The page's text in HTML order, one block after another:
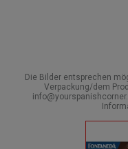
Die Bilder entsprechen
Verpackung/dem